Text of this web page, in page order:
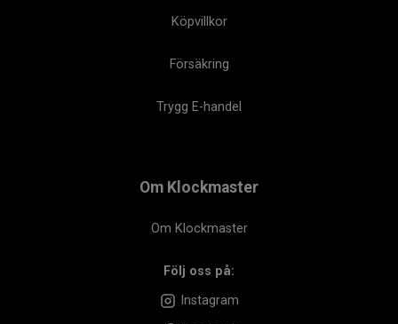
Köpvillkor
Försäkring
Trygg E-handel
Om Klockmaster
Om Klockmaster
Följ oss på:
Instagram